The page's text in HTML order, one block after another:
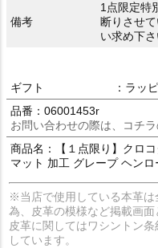
備考
1点限定特
断りさせ
い求め下さ
ギフト
：ラッ
品番：06001453r
お問い合わせの際は、コチ
商品名：【１点限り】クロ
マット 加工 グレープ ヘン
※当店で使用している本革
為、皮革の模様など掲載画
皮革に関してはワシントン
しています。